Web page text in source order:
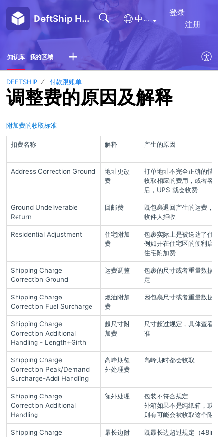
DeftShip Help Center 中文(简体)
登录
注册
知识库 我的区域
DEFTSHIP 付款跟账单
调整费的原因及解释
附加费的收取标准
扣费名称 解释 产生的原因
Address Correction Ground
地址更改
费
打单地址不完全正确的情
收取相应的费用，或者客
后，UPS 就会收费
Ground Undeliverable
Return
回邮费
既包裹退回产生的运费，
收件人拒收
Residential Adjustment
住宅附加
费
包裹实际上是被送达了住
例如开在住宅区的便利店
住宅附加费
Shipping Charge
Correction Ground
运费调整
包裹的尺寸或者重量数据
定
Shipping Charge
Correction Fuel Surcharge
燃油附加
费
因包裹尺寸或者重量数据
Shipping Charge
Correction Additional
Handling - Length+Girth
超尺寸附
加费
尺寸超过规定，具体查看
准
Shipping Charge
Correction Peak/Demand
Surcharge-Addl Handling
高峰期额
外处理费
高峰期时都会收取
Shipping Charge
Correction Additional
Handling
额外处理
包装不符合规定
外箱如果不是纯纸箱，或
则有可能会被收取这个附
Shipping Charge 最长边附 既最长边超过规定（48in